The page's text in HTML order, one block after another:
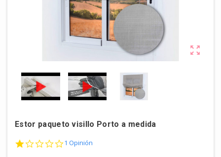

Estor paqueto visillo Porto a medida
1.0 star rating
1 Opinión